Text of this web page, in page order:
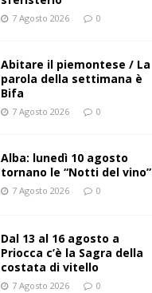
7 Agosto 2026 0
Abitare il piemontese / La
parola della settimana è
Bifa
7 Agosto 2026 0
Alba: lunedì 10 agosto
tornano le “Notti del vino”
7 Agosto 2026 0
Dal 13 al 16 agosto a
Priocca c’è la Sagra della
costata di vitello
7 Agosto 2026 0